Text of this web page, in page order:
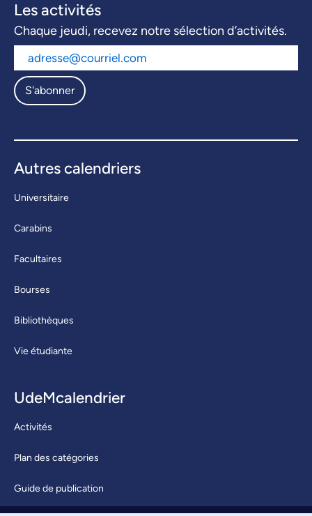
Les activités
Chaque jeudi, recevez notre sélection d’activités.
S'abonner
Autres calendriers
Universitaire
Carabins
Facultaires
Bourses
Bibliothèques
Vie étudiante
UdeMcalendrier
Activités
Plan des catégories
Guide de publication